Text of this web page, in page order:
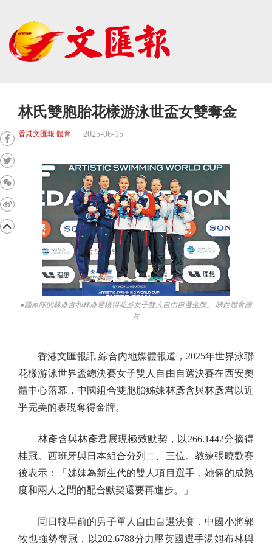
林氏雙胞胎花樣游泳世盃女雙奪金
香港文匯報 體育 2025-06-15
●國家隊的林彥含和林彥君獲得花游女子雙人自由自選金牌。 陝西體育圖
片
香港文匯報訊 綜合內地媒體報道，2025年世界泳聯
花樣游泳世界盃總決賽女子雙人自由自選決賽在西安奧
體中心落幕，中國組合雙胞胎姊妹林彥含與林彥君以近
乎完美的表現奪得金牌。
林彥含與林彥君展現極致默契，以266.1442分摘得
桂冠。西班牙與日本組合分列二、三位。教練張曉歡賽
後表示：「姊妹為新生代的雙人項目選手，她倆的成熟
度和兩人之間的配合默契還要再進步。」
同日較早前的男子單人自由自選決賽，中國小將郭
牧也強勢奪冠，以202.6788分力壓英國選手湯姆布林與